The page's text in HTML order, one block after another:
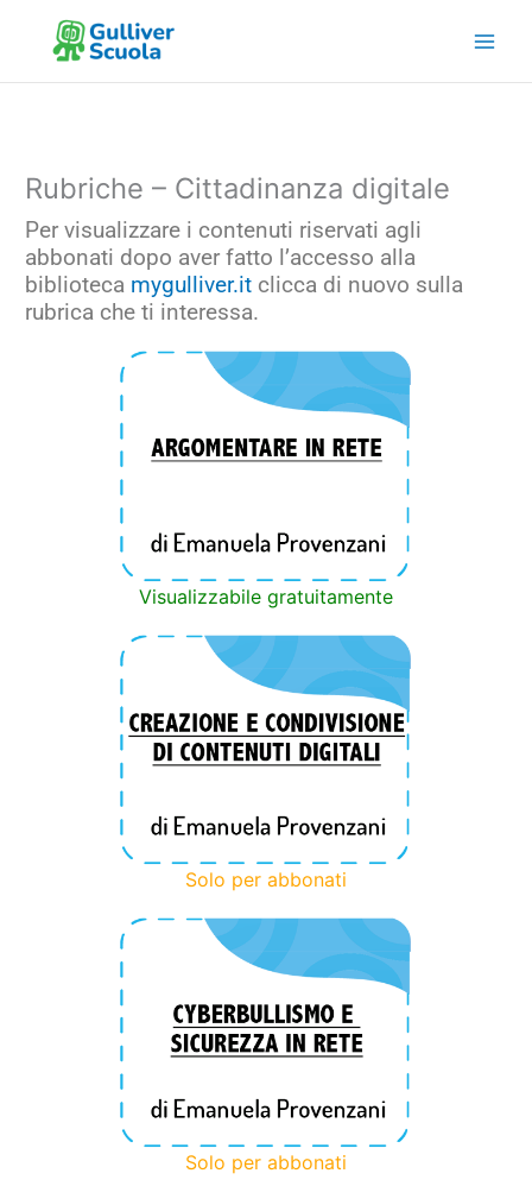
contenuto
Rubriche – Cittadinanza digitale
Per visualizzare i contenuti riservati agli
abbonati dopo aver fatto l’accesso alla
biblioteca mygulliver.it clicca di nuovo sulla
rubrica che ti interessa.
Visualizzabile gratuitamente
Solo per abbonati
Solo per abbonati